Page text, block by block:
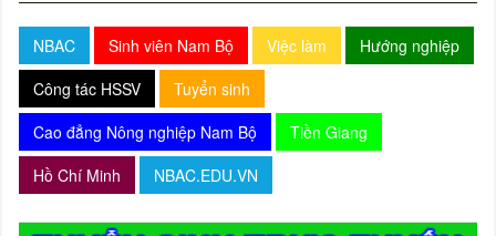
NBAC Sinh viên Nam Bộ Việc làm
Hướng nghiệp
Công tác HSSV
Tuyển sinh
Cao đẳng Nông nghiệp Nam Bộ
Tiền Giang
Hồ Chí Minh
NBAC.EDU.VN